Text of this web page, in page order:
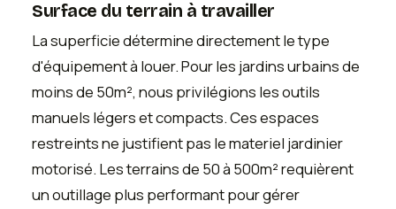
Surface du terrain à travailler
La superficie détermine directement le type
d'équipement à louer. Pour les jardins urbains de
moins de 50m², nous privilégions les outils
manuels légers et compacts. Ces espaces
restreints ne justifient pas le materiel jardinier
motorisé. Les terrains de 50 à 500m² requièrent
un outillage plus performant pour gérer